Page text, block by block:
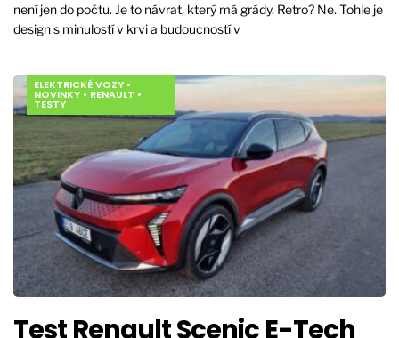
není jen do počtu. Je to návrat, který má grády. Retro? Ne. Tohle je
design s minulostí v krvi a budoucností v
ELEKTRICKÉ VOZY •
NOVINKY • RENAULT •
TESTY
Test Renault Scenic E-Tech